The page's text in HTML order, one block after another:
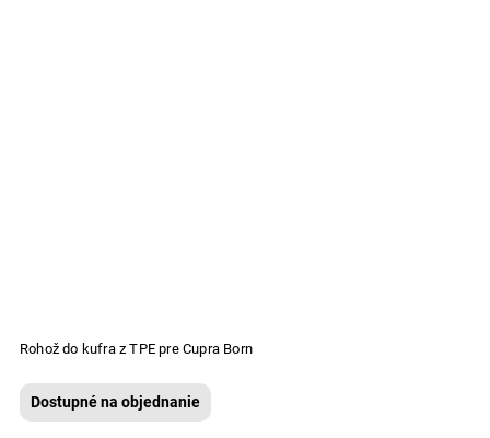
Rohož do kufra z TPE pre Cupra Born
Dostupné na objednanie